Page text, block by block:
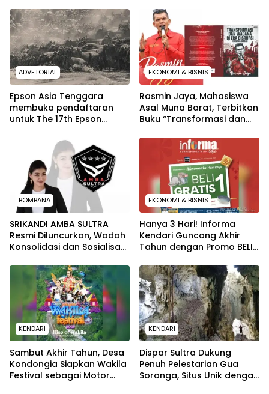
ADVETORIAL
Epson Asia Tenggara
membuka pendaftaran
untuk The 17th Epson
EKONOMI & BISNIS
Rasmin Jaya, Mahasiswa
Asal Muna Barat, Terbitkan
Buku “Transformasi dan
BOMBANA
SRIKANDI AMBA SULTRA
Resmi Diluncurkan, Wadah
Konsolidasi dan Sosialisasi
Tenggara
EKONOMI & BISNIS
Hanya 3 Hari! Informa
Kendari Guncang Akhir
Tahun dengan Promo BELI 1
KENDARI
Sambut Akhir Tahun, Desa
Kondongia Siapkan Wakila
Festival sebagai Motor
KENDARI
Dispar Sultra Dukung
Penuh Pelestarian Gua
Soronga, Situs Unik dengan